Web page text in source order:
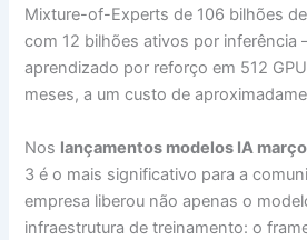
Mixture-of-Experts de 106 bilhões
com 12 bilhões ativos por
aprendizado por reforço em 512
meses, a um custo de
Nos lançamentos modelos IA
3 é o mais significativo para a
empresa liberou não apenas o
infraestrutura de treinamento: o